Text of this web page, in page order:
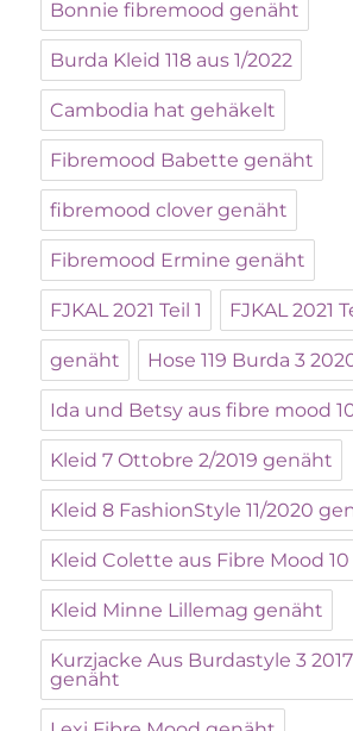
Bonnie fibremood genäht
Burda Kleid 118 aus 1/2022
Cambodia hat gehäkelt
Fibremood Babette genäht
fibremood clover genäht
Fibremood Ermine genäht
FJKAL 2021 Teil 1 FJKAL 2021
genäht Hose 119 Burda 3
Ida und Betsy aus fibre mood
Kleid 7 Ottobre 2/2019 genäht
Kleid 8 FashionStyle 11/2020
Kleid Colette aus Fibre Mood 10
Kleid Minne Lillemag genäht
Kurzjacke Aus Burdastyle 3
genäht